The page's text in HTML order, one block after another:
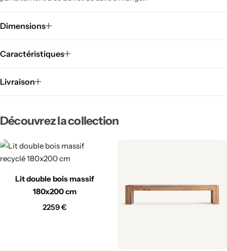
Dimensions
Caractéristiques
Livraison
Découvrez la collection
Lit double bois massif
180x200 cm
2259€